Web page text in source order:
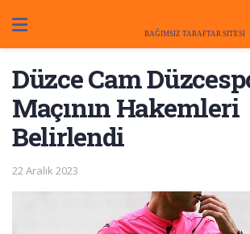
Düzce Cam
Maçının Hakemleri
Belirlendi
22 Aralık 2023